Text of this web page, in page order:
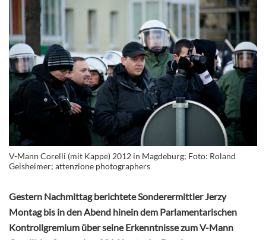
V-Mann Corelli (mit Kappe) 2012 in Magdeburg; Foto: Roland
Geisheimer; attenzione photographers
Gestern Nachmittag berichtete Sonderermittler Jerzy
Montag bis in den Abend hinein dem Parlamentarischen
Kontrollgremium über seine Erkenntnisse zum V-Mann